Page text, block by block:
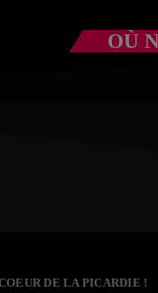
OÙ
DE LA PICARDIE !